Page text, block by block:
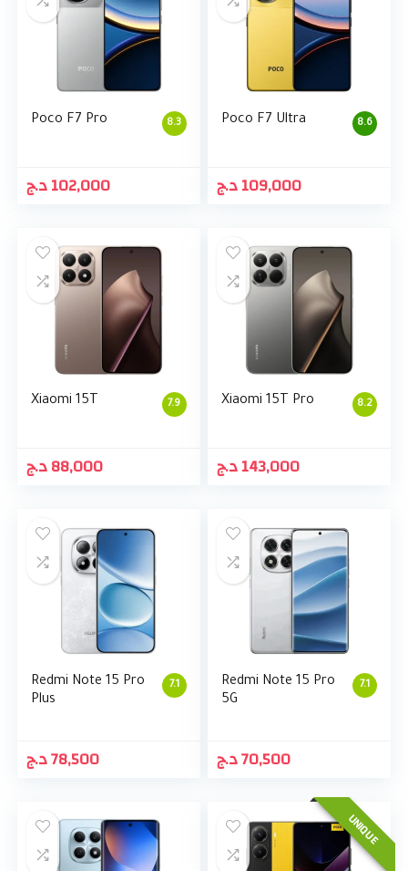
8.3
Poco F7 Pro
102,000د.ج
8.6
Poco F7 Ultra
109,000د.ج
7.9
Xiaomi 15T
88,000د.ج
8.2
Xiaomi 15T Pro
143,000د.ج
7.1
Redmi Note 15 Pro
Plus
78,500د.ج
7.1
Redmi Note 15 Pro
5G
70,500د.ج
UNIQUE